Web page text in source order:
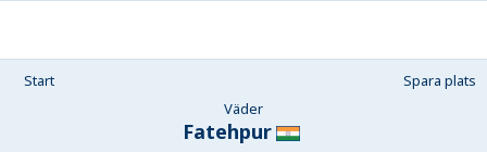
Start
Spara plats
Väder
Fatehpur